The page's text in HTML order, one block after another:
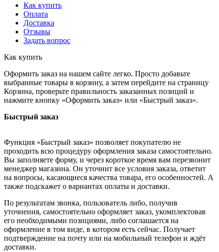
Как купить
Оплата
Доставка
Отзывы
Задать вопрос
Как купить
Оформить заказ на нашем сайте легко. Просто добавьте
выбранные товары в корзину, а затем перейдите на страницу
Корзина, проверьте правильность заказанных позиций и
нажмите кнопку «Оформить заказ» или «Быстрый заказ».
Быстрый заказ
Функция «Быстрый заказ» позволяет покупателю не
проходить всю процедуру оформления заказа самостоятельно.
Вы заполняете форму, и через короткое время вам перезвонит
менеджер магазина. Он уточнит все условия заказа, ответит
на вопросы, касающиеся качества товара, его особенностей. А
также подскажет о вариантах оплаты и доставки.
По результатам звонка, пользователь либо, получив
уточнения, самостоятельно оформляет заказ, укомплектовав
его необходимыми позициями, либо соглашается на
оформление в том виде, в котором есть сейчас. Получает
подтверждение на почту или на мобильный телефон и ждёт
доставки.